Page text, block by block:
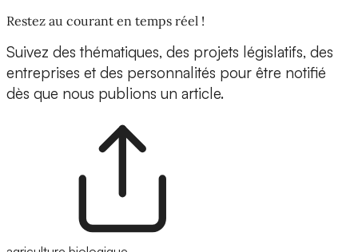
Restez au courant en temps réel !
Suivez des thématiques, des projets législatifs, des
entreprises et des personnalités pour être notifié
dès que nous publions un article.